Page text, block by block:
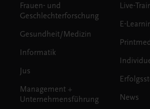
Frauen- und
Geschlechterforschung
Gesundheit/Medizin
Informatik
Jus
Management +
Unternehmensführung
Live-
E-
News